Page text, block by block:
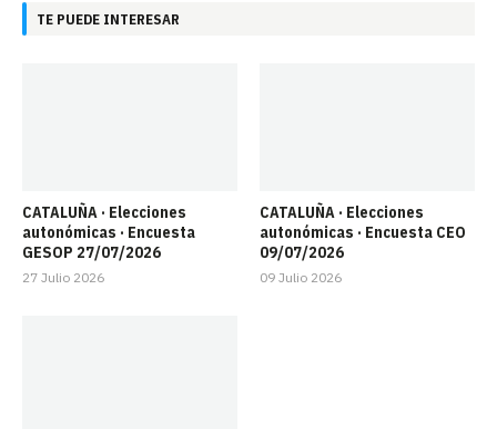
TE PUEDE INTERESAR
CATALUÑA · Elecciones
autonómicas · Encuesta
GESOP 27/07/2026
27 Julio 2026
CATALUÑA · Elecciones
autonómicas · Encuesta CEO
09/07/2026
09 Julio 2026